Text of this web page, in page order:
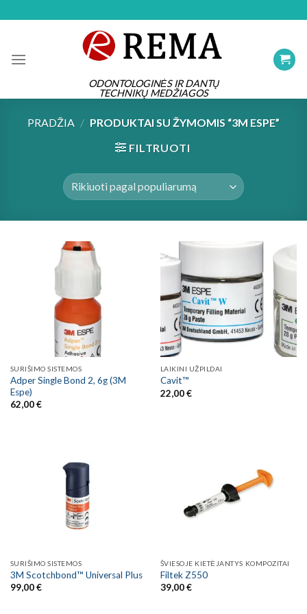
ODONTOLOGINĖS IR DANTŲ
TECHNIKŲ MEDŽIAGOS
PRADŽIA / PRODUKTAI SU ŽYMOMIS “3M ESPE”
FILTRUOTI
SURIŠIMO SISTEMOS
Adper Single Bond 2, 6g (3M
Espe)
62,00€
LAIKINI UŽPILDAI
Cavit™
22,00€
SURIŠIMO SISTEMOS
3M Scotchbond™ Universal Plus
99,00€
ŠVIESOJE KIETĖJANTYS KOMPOZITAI
Filtek Z550
39,00€